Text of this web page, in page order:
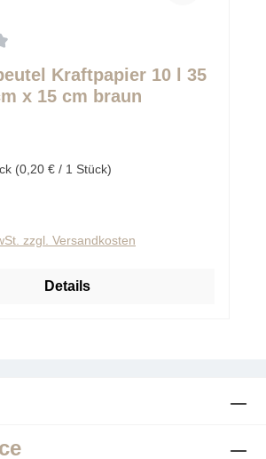
Kraftpapier 10 l 35
x 15 cm braun
(0,20 € / 1 Stück)
zzgl. Versandkosten
Details